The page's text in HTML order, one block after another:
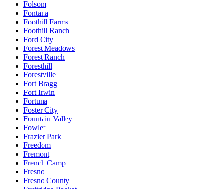
Folsom
Fontana
Foothill Farms
Foothill Ranch
Ford City
Forest Meadows
Forest Ranch
Foresthill
Forestville
Fort Bragg
Fort Irwin
Fortuna
Foster City
Fountain Valley
Fowler
Frazier Park
Freedom
Fremont
French Camp
Fresno
Fresno County